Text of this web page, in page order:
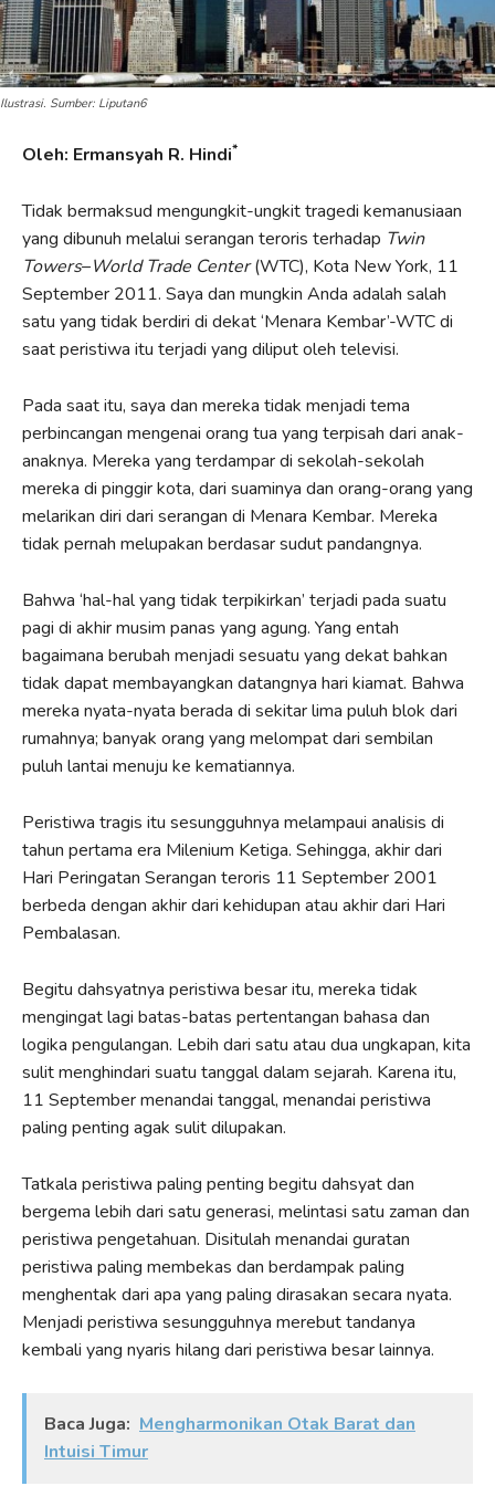
Ilustrasi. Sumber: Liputan6
Oleh: Ermansyah R. Hindi*
Tidak bermaksud mengungkit-ungkit tragedi kemanusiaan
yang dibunuh melalui serangan teroris terhadap Twin
Towers–World Trade Center(WTC), Kota New York, 11
September 2011. Saya dan mungkin Anda adalah salah
satu yang tidak berdiri di dekat ‘Menara Kembar’-WTC di
saat peristiwa itu terjadi yang diliput oleh televisi.
Pada saat itu, saya dan mereka tidak menjadi tema
perbincangan mengenai orang tua yang terpisah dari anak-
anaknya. Mereka yang terdampar di sekolah-sekolah
mereka di pinggir kota, dari suaminya dan orang-orang yang
melarikan diri dari serangan di Menara Kembar. Mereka
tidak pernah melupakan berdasar sudut pandangnya.
Bahwa ‘hal-hal yang tidak terpikirkan’ terjadi pada suatu
pagi di akhir musim panas yang agung. Yang entah
bagaimana berubah menjadi sesuatu yang dekat bahkan
tidak dapat membayangkan datangnya hari kiamat. Bahwa
mereka nyata-nyata berada di sekitar lima puluh blok dari
rumahnya; banyak orang yang melompat dari sembilan
puluh lantai menuju ke kematiannya.
Peristiwa tragis itu sesungguhnya melampaui analisis di
tahun pertama era Milenium Ketiga. Sehingga, akhir dari
Hari Peringatan Serangan teroris 11 September 2001
berbeda dengan akhir dari kehidupan atau akhir dari Hari
Pembalasan.
Begitu dahsyatnya peristiwa besar itu, mereka tidak
mengingat lagi batas-batas pertentangan bahasa dan
logika pengulangan. Lebih dari satu atau dua ungkapan, kita
sulit menghindari suatu tanggal dalam sejarah. Karena itu,
11 September menandai tanggal, menandai peristiwa
paling penting agak sulit dilupakan.
Tatkala peristiwa paling penting begitu dahsyat dan
bergema lebih dari satu generasi, melintasi satu zaman dan
peristiwa pengetahuan. Disitulah menandai guratan
peristiwa paling membekas dan berdampak paling
menghentak dari apa yang paling dirasakan secara nyata.
Menjadi peristiwa sesungguhnya merebut tandanya
kembali yang nyaris hilang dari peristiwa besar lainnya.
Baca Juga: Mengharmonikan Otak Barat dan
Intuisi Timur